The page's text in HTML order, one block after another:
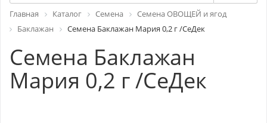
Главная Каталог Семена
Семена ОВОЩЕЙ и ягод
Баклажан
Семена Баклажан Мария 0,2 г /СеДек
Семена Баклажан
Мария 0,2 г /СеДек